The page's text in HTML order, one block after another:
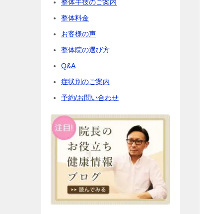
整体手技のご案内
整体料金
お客様の声
整体院の選び方
Q&A
症状別のご案内
予約/お問い合わせ